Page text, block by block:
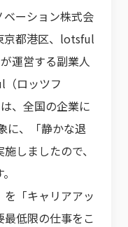
ーション株式会
京都港区、lotsful
運営する副業人
ロッツフ
、全国の企業に
に、「静かな退
しましたので、
「キャリアアッ
低限の仕事をこ